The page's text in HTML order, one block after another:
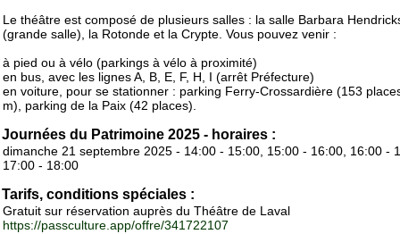
Le théâtre est composé de plusieurs salles : la salle Barbara
(grande salle), la Rotonde et la Crypte. Vous pouvez venir :
à pied ou à vélo (parkings à vélo à proximité)
en bus, avec les lignes A, B, E, F, H, I (arrêt Préfecture)
en voiture, pour se stationner : parking Ferry-Crossardière (153
m), parking de la Paix (42 places).
Journées du Patrimoine 2025 - horaires :
dimanche 21 septembre 2025 - 14:00 - 15:00, 15:00 - 16:00, 16:00 -
17:00 - 18:00
Tarifs, conditions spéciales :
Gratuit sur réservation auprès du Théâtre de Laval
https://passculture.app/offre/341722107